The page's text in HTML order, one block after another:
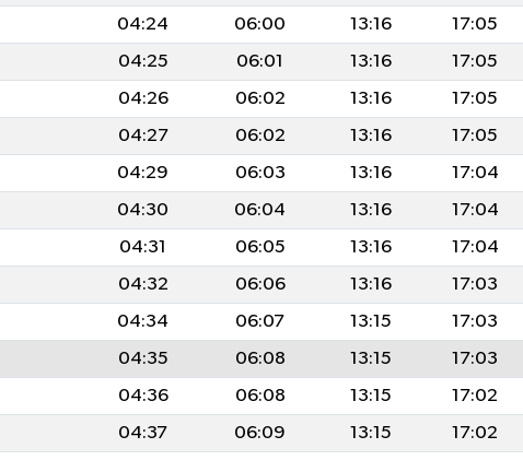
04:24 06:00 13:16 17:05
04:25 06:01 13:16 17:05
04:26 06:02 13:16 17:05
04:27 06:02 13:16 17:05
04:29 06:03 13:16 17:04
04:30 06:04 13:16 17:04
04:31 06:05 13:16 17:04
04:32 06:06 13:16 17:03
04:34 06:07 13:15 17:03
04:35 06:08 13:15 17:03
04:36 06:08 13:15 17:02
04:37 06:09 13:15 17:02